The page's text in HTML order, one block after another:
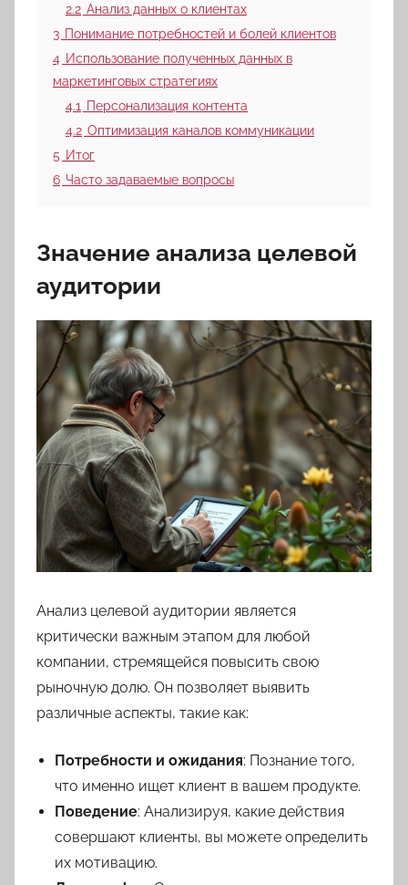
2.2 Анализ данных о клиентах
3 Понимание потребностей и болей клиентов
4 Использование полученных данных в
маркетинговых стратегиях
4.1 Персонализация контента
4.2 Оптимизация каналов коммуникации
5 Итог
6 Часто задаваемые вопросы
Значение анализа целевой
аудитории
Анализ целевой аудитории является
критически важным этапом для любой
компании, стремящейся повысить свою
рыночную долю. Он позволяет выявить
различные аспекты, такие как:
Потребности и ожидания: Познание того,
что именно ищет клиент в вашем продукте.
Поведение: Анализируя, какие действия
совершают клиенты, вы можете определить
их мотивацию.